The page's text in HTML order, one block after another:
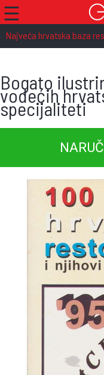
☰
Najveća hrvatska baza
Bogato
vodećih
specijaliteti